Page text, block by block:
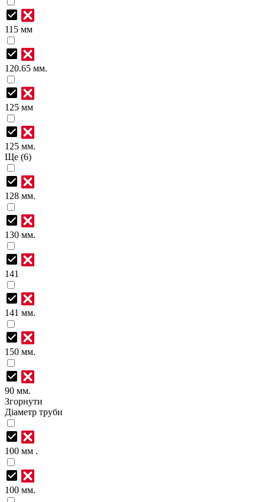
115 мм
120.65 мм.
125 мм
125 мм.
Ще (6)
128 мм.
130 мм.
141
141 мм.
150 мм.
90 мм.
Згорнути
Діаметр труби
100 мм .
100 мм.